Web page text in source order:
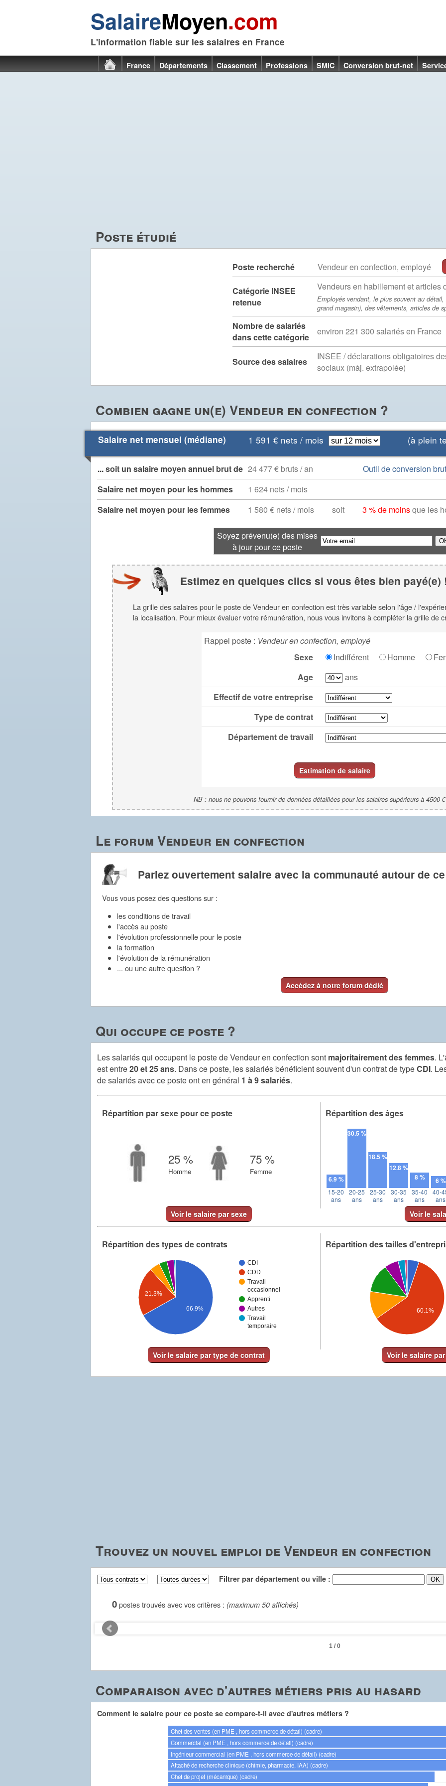
SalaireMoyen.com
L'information fiable sur les salaires en France
France Départements Classement Professions SMIC Conversion brut-net
Poste étudié
Poste recherché Vendeur en confection, employé
Catégorie INSEE
retenue
Vendeurs en habillement et articles
Employés vendant, le plus souvent au
grand magasin), des vêtements, articles de
Nombre de salariés
dans cette catégorie
environ 221 300 salariés en France
Source des salaires
INSEE / déclarations obligatoires
sociaux (màj. extrapolée)
Combien gagne un(e) Vendeur en confection ?
Salaire net mensuel (médiane) 1 591 € nets / mois (à plein
... soit un salaire moyen annuel brut de 24 477 € bruts / an
Outil de conversion
Salaire net moyen pour les hommes
1 624 nets / mois
Salaire net moyen pour les femmes
1 580 € nets / mois soit 3 % de moinsque les
Soyez prévenu(e) des mises
à jour pour ce poste
Estimez en quelques clics si vous êtes bien payé(e) !
La grille des salaires pour le poste de Vendeur en confection est très variable selon l'âge /
la localisation. Pour mieux évaluer votre rémunération, nous vous invitons à compléter la grille de
Rappel poste : Vendeur en confection, employé
Sexe
Indifférent Homme
Age
ans
Effectif de votre entreprise
Type de contrat
Département de travail
Estimation de salaire
NB : nous ne pouvons fournir de données détaillées pour les salaires supérieurs à 4500
Le forum Vendeur en confection
Parlez ouvertement salaire avec la communauté autour de
Vous vous posez des questions sur :
les conditions de travail
l'accès au poste
l'évolution professionnelle pour le poste
la formation
l'évolution de la rémunération
... ou une autre question ?
Accédez à notre forum dédié
Qui occupe ce poste ?
Les salariés qui occupent le poste de Vendeur en confection sont majoritairement des femmes.
est entre20 et 25 ans. Dans ce poste, les salariés bénéficient souvent d'un contrat de typeCDI.
de salariés avec ce poste ont en général 1 à 9 salariés.
Répartition par sexe pour ce poste
25 %
Homme
75 %
Femme
Répartition des âges
15-20
ans
6.9 %
20-25
ans
30.5 %
25-30
ans
18.5 %
30-35
ans
12.8 %
35-40
ans
8 %
40-
ans
6 %
Voir le salaire par sexe Voir le
Répartition des types de contrats
CDI
CDD
Travail
occasionnel
Apprenti
Autres
Travail
temporaire
21.3%
66.9%
Répartition des tailles
60.1%
Voir le salaire par type de contrat Voir le salaire
Trouvez un nouvel emploi de Vendeur en confection
Filtrer par département ou ville :
0postes trouvés avec vos critères : (maximum 50 affichés)
1 / 0
Comparaison avec d'autres métiers pris au hasard
Comment le salaire pour ce poste se compare-t-il avec d'autres métiers ?
Chef des ventes (en PME , hors commerce de détail) (cadre)
Commercial (en PME , hors commerce de détail) (cadre)
Ingénieur commercial (en PME , hors commerce de détail) (cadre)
Attaché de recherche clinique (chimie, pharmacie, IAA) (cadre)
Chef de projet (mécanique) (cadre)